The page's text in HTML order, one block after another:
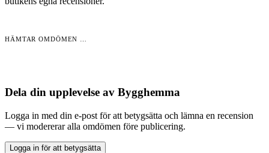
HÄMTAR OMDÖMEN …
Dela din upplevelse av Bygghemma
Logga in med din e-post för att betygsätta och lämna en recension
— vi modererar alla omdömen före publicering.
Logga in för att betygsätta